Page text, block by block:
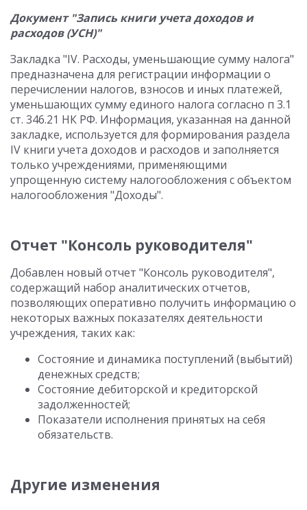
Документ "Запись книги учета доходов и
расходов (УСН)"
Закладка "IV. Расходы, уменьшающие сумму налога"
предназначена для регистрации информации о
перечислении налогов, взносов и иных платежей,
уменьшающих сумму единого налога согласно п 3.1
ст. 346.21 НК РФ. Информация, указанная на данной
закладке, используется для формирования раздела
IV книги учета доходов и расходов и заполняется
только учреждениями, применяющими
упрощенную систему налогообложения с объектом
налогообложения "Доходы".
Отчет "Консоль руководителя"
Добавлен новый отчет "Консоль руководителя",
содержащий набор аналитических отчетов,
позволяющих оперативно получить информацию о
некоторых важных показателях деятельности
учреждения, таких как:
Состояние и динамика поступлений (выбытий)
денежных средств;
Состояние дебиторской и кредиторской
задолженностей;
Показатели исполнения принятых на себя
обязательств.
Другие изменения